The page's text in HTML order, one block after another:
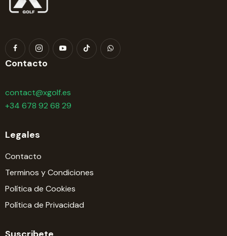
Contacto
contact@xgolf.es
+34 678 92 68 29
Legales
Contacto
Terminos y Condiciones
Política de Cookies
Política de Privacidad